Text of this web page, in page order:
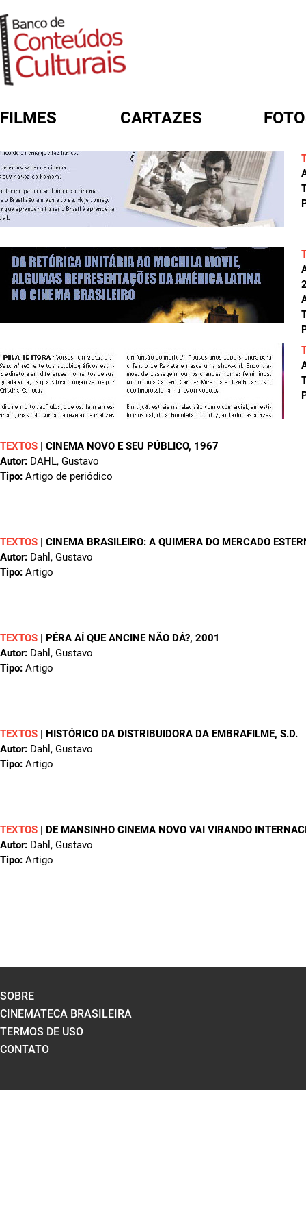
FILMES CARTAZES
TEXTOS | CINEMA NOVO E SEU PÚBLICO, 1967
Autor: DAHL, Gustavo
Tipo: Artigo de periódico
TEXTOS | CINEMA BRASILEIRO: A QUIMERA DO MERCADO
Autor: Dahl, Gustavo
Tipo: Artigo
TEXTOS | PÉRA AÍ QUE ANCINE NÃO DÁ?, 2001
Autor: Dahl, Gustavo
Tipo: Artigo
TEXTOS | HISTÓRICO DA DISTRIBUIDORA DA EMBRAFILME, S.D.
Autor: Dahl, Gustavo
Tipo: Artigo
TEXTOS | DE MANSINHO CINEMA NOVO VAI VIRANDO
Autor: Dahl, Gustavo
Tipo: Artigo
FORMULÁRIO DE BUSCA
SOBRE
CINEMATECA BRASILEIRA
TERMOS DE USO
CONTATO